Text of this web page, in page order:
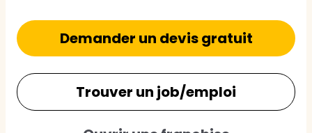
Demander un devis gratuit
Trouver un job/emploi